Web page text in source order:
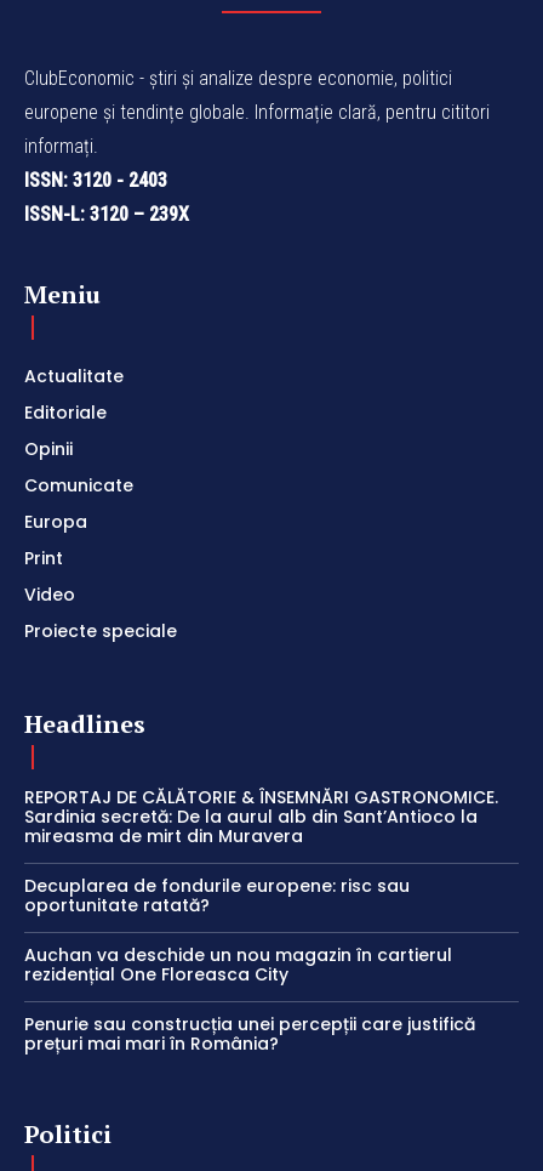
ClubEconomic - știri și analize despre economie, politici
europene și tendințe globale. Informație clară, pentru cititori
informați.
ISSN: 3120 - 2403
ISSN-L: 3120 – 239X
Meniu
Actualitate
Editoriale
Opinii
Comunicate
Europa
Print
Video
Proiecte speciale
Headlines
REPORTAJ DE CĂLĂTORIE & ÎNSEMNĂRI GASTRONOMICE.
Sardinia secretă: De la aurul alb din Sant’Antioco la
mireasma de mirt din Muravera
Decuplarea de fondurile europene: risc sau
oportunitate ratată?
Auchan va deschide un nou magazin în cartierul
rezidențial One Floreasca City
Penurie sau construcția unei percepții care justifică
prețuri mai mari în România?
Politici